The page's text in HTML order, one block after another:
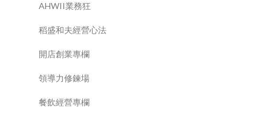
AHWII業務狂
稻盛和夫經營心法
開店創業專欄
領導力修鍊場
餐飲經營專欄